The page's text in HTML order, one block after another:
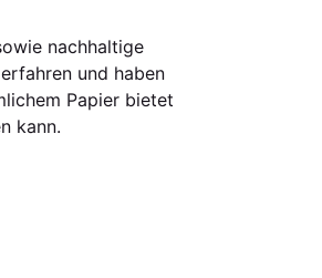
nachhaltige
und haben
Papier bietet
kann.